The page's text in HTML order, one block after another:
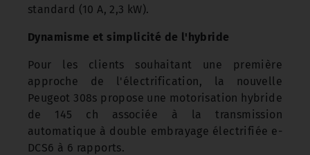
standard (10 A, 2,3 kW).
Dynamisme et simplicité de l'hybride
Pour les clients souhaitant une première
approche de l'électrification, la nouvelle
Peugeot 308s propose une motorisation hybride
de 145 ch associée à la transmission
automatique à double embrayage électrifiée e-
DCS6 à 6 rapports.